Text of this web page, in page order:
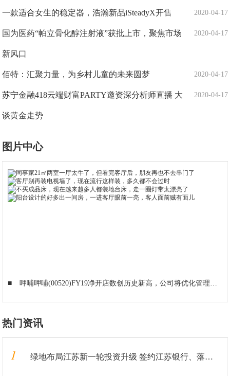
2020-04-17
一款适合女生的稳定器，浩瀚新品iSteadyX开售
2020-04-17
国为医药“帕立骨化醇注射液”获批上市，聚焦市场
新风口
2020-04-17
佰特：汇聚力量，为乡村儿童的未来圆梦
2020-04-17
苏宁金融418云端财富PARTY邀资深分析师直播 大
谈黄金走势
图片中心
■ 呷哺呷哺(00520)FY19净开店数创历史新高，公司将优化管理机制
热门资讯
1 绿地布局江苏新一轮投资升级 签约江苏银行、落地重大产业